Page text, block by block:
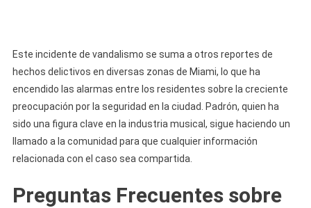
Este incidente de vandalismo se suma a otros reportes de
hechos delictivos en diversas zonas de Miami, lo que ha
encendido las alarmas entre los residentes sobre la creciente
preocupación por la seguridad en la ciudad. Padrón, quien ha
sido una figura clave en la industria musical, sigue haciendo un
llamado a la comunidad para que cualquier información
relacionada con el caso sea compartida.
Preguntas Frecuentes sobre